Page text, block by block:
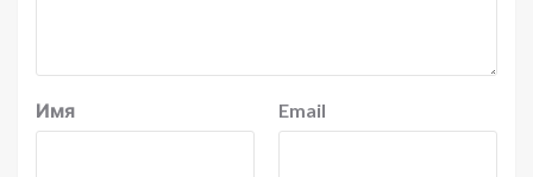
Имя Email